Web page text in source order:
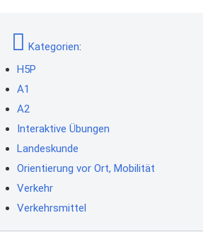
Kategorien:
H5P
A1
A2
Interaktive Übungen
Landeskunde
Orientierung vor Ort, Mobilität
Verkehr
Verkehrsmittel